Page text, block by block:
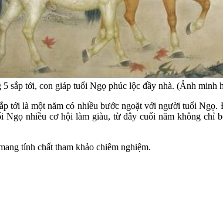
sắp tới, con giáp tuổi Ngọ phúc lộc đầy nhà. (Ảnh minh
tới là một năm có nhiều bước ngoặt với người tuổi
Ngọ nhiều cơ hội làm giàu, từ đây cuối năm không
tính chất tham khảo chiêm nghiệm.